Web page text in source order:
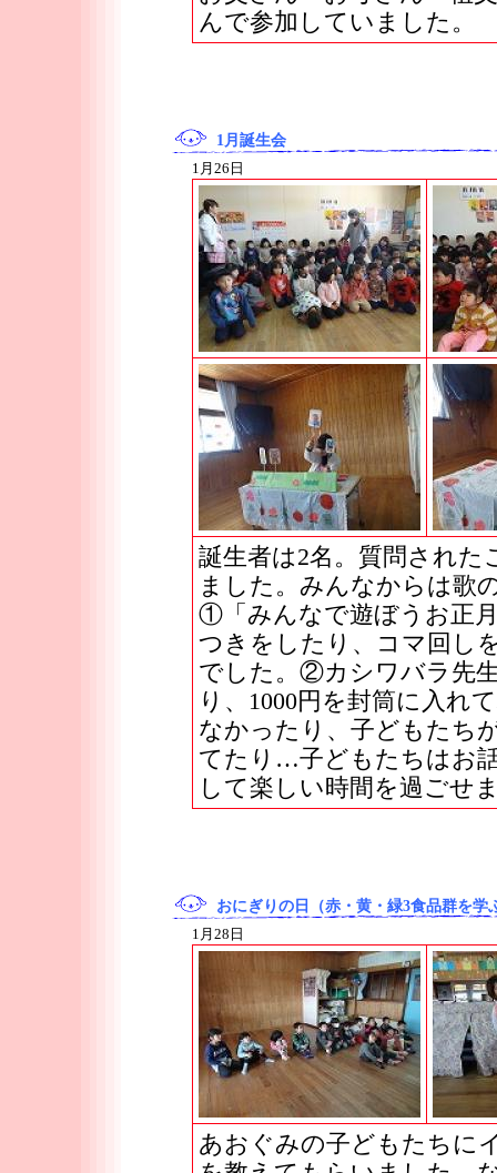
んで参加していました。
1月誕生会
1月26日
誕生者は2名。質問され
ました。みんなからは歌
①「みんなで遊ぼうお正
つきをしたり、コマ回し
でした。②カシワバラ先
り、1000円を封筒に入れ
なかったり、子どもたち
てたり…子どもたちはお
して楽しい時間を過ごせ
おにぎりの日（赤・黄・緑3食品群を学
1月28日
あおぐみの子どもたちに